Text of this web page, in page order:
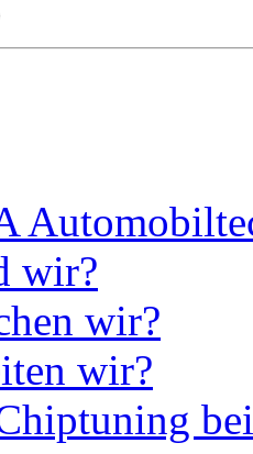
wir?
wir?
wir?